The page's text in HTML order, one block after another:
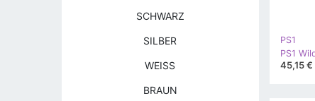
PS1
45,15 €
SCHWARZ
SILBER
WEISS
BRAUN